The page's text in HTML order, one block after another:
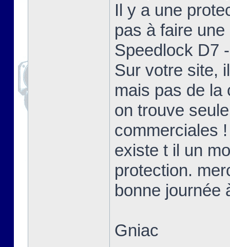
Il y a une
pas à faire
Speedlock D7
Sur votre site,
mais pas de la
on trouve
commerciales !
existe t il un
protection.
bonne journée
Gniac